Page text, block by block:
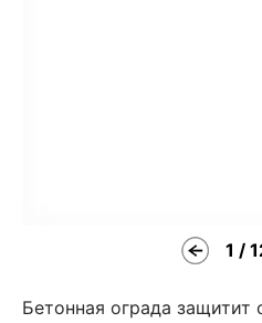
1 /
Бетонная ограда защитит